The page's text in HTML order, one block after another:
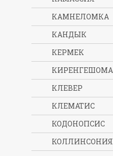
КАМНЕЛОМКА
КАНДЫК
КЕРМЕК
КИРЕНГЕШОМА
КЛЕВЕР
КЛЕМАТИС
КОДОНОПСИС
КОЛЛИНСОНИЯ